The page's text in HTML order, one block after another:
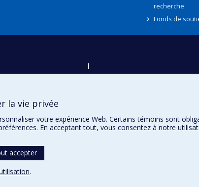
recherche
Fonds de
la vie privée
votre expérience Web. Certains témoins sont
En acceptant tout, vous consentez à notre
accepter
.